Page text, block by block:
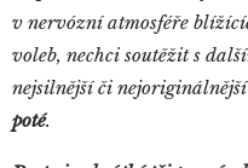
v nervózní atmosféře
voleb, nechci soutěžit s
nejsilnější či
poté.